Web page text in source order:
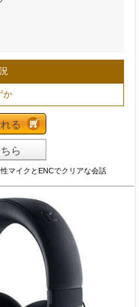
か
る
ら
マイクとENCでクリアな会話